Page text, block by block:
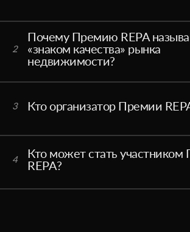
2
Почему Премию REPA
«знаком качества» рынка
недвижимости?
3 Кто организатор Премии
4
Кто может стать участником
REPA?